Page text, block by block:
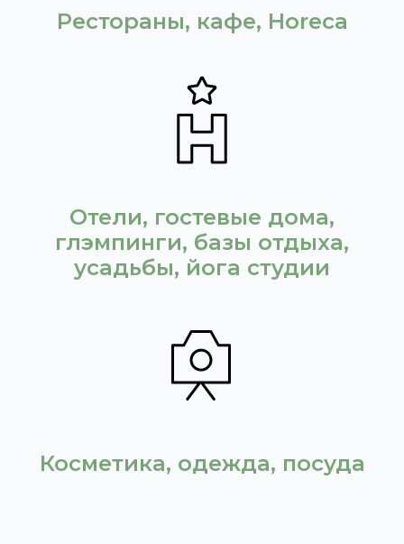
Рестораны, кафе, Horeca
Отели, гостевые дома,
глэмпинги, базы отдыха,
усадьбы, йога студии
Косметика, одежда, посуда